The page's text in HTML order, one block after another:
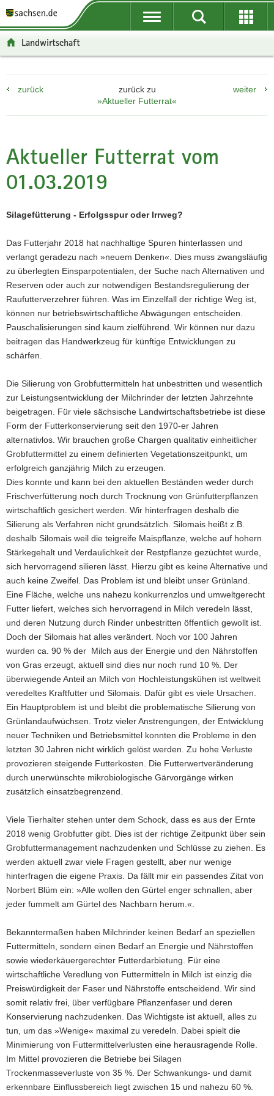
t
l
e
g
r
e
i
e
d
e
N
a
v
i
g
a
t
o
n
t
l
v
g
a
t
i
n
p
i
a
t
t
r
e
e
i
c
h
Landwirtschaft
zurück
zurück zu
»Aktueller Futterrat«
weiter
Aktueller Futterrat vom
01.03.2019
Silagefütterung - Erfolgsspur oder Irrweg?
Das Futterjahr 2018 hat nachhaltige Spuren hinterlassen und
verlangt geradezu nach »neuem Denken«. Dies muss zwangsläufig
zu überlegten Einsparpotentialen, der Suche nach Alternativen und
Reserven oder auch zur notwendigen Bestandsregulierung der
Raufutterverzehrer führen. Was im Einzelfall der richtige Weg ist,
können nur betriebswirtschaftliche Abwägungen entscheiden.
Pauschalisierungen sind kaum zielführend. Wir können nur dazu
beitragen das Handwerkzeug für künftige Entwicklungen zu
schärfen.
Die Silierung von Grobfuttermitteln hat unbestritten und wesentlich
zur Leistungsentwicklung der Milchrinder der letzten Jahrzehnte
beigetragen. Für viele sächsische Landwirtschaftsbetriebe ist diese
Form der Futterkonservierung seit den 1970-er Jahren
alternativlos. Wir brauchen große Chargen qualitativ einheitlicher
Grobfuttermittel zu einem definierten Vegetationszeitpunkt, um
erfolgreich ganzjährig Milch zu erzeugen.
Dies konnte und kann bei den aktuellen Beständen weder durch
Frischverfütterung noch durch Trocknung von Grünfutterpflanzen
wirtschaftlich gesichert werden. Wir hinterfragen deshalb die
Silierung als Verfahren nicht grundsätzlich. Silomais heißt z.B.
deshalb Silomais weil die teigreife Maispflanze, welche auf hohern
Stärkegehalt und Verdaulichkeit der Restpflanze gezüchtet wurde,
sich hervorragend silieren lässt. Hierzu gibt es keine Alternative und
auch keine Zweifel. Das Problem ist und bleibt unser Grünland.
Eine Fläche, welche uns nahezu konkurrenzlos und umweltgerecht
Futter liefert, welches sich hervorragend in Milch veredeln lässt,
und deren Nutzung durch Rinder unbestritten öffentlich gewollt ist.
Doch der Silomais hat alles verändert. Noch vor 100 Jahren
wurden ca. 90 % der Milch aus der Energie und den Nährstoffen
von Gras erzeugt, aktuell sind dies nur noch rund 10 %. Der
überwiegende Anteil an Milch von Hochleistungskühen ist weltweit
veredeltes Kraftfutter und Silomais. Dafür gibt es viele Ursachen.
Ein Hauptproblem ist und bleibt die problematische Silierung von
Grünlandaufwüchsen. Trotz vieler Anstrengungen, der Entwicklung
neuer Techniken und Betriebsmittel konnten die Probleme in den
letzten 30 Jahren nicht wirklich gelöst werden. Zu hohe Verluste
provozieren steigende Futterkosten. Die Futterwertveränderung
durch unerwünschte mikrobiologische Gärvorgänge wirken
zusätzlich einsatzbegrenzend.
Viele Tierhalter stehen unter dem Schock, dass es aus der Ernte
2018 wenig Grobfutter gibt. Dies ist der richtige Zeitpunkt über sein
Grobfuttermanagement nachzudenken und Schlüsse zu ziehen. Es
werden aktuell zwar viele Fragen gestellt, aber nur wenige
hinterfragen die eigene Praxis. Da fällt mir ein passendes Zitat von
Norbert Blüm ein: »Alle wollen den Gürtel enger schnallen, aber
jeder fummelt am Gürtel des Nachbarn herum.«.
Bekanntermaßen haben Milchrinder keinen Bedarf an speziellen
Futtermitteln, sondern einen Bedarf an Energie und Nährstoffen
sowie wiederkäuergerechter Futterdarbietung. Für eine
wirtschaftliche Veredlung von Futtermitteln in Milch ist einzig die
Preiswürdigkeit der Faser und Nährstoffe entscheidend. Wir sind
somit relativ frei, über verfügbare Pflanzenfaser und deren
Konservierung nachzudenken. Das Wichtigste ist aktuell, alles zu
tun, um das »Wenige« maximal zu veredeln. Dabei spielt die
Minimierung von Futtermittelverlusten eine herausragende Rolle.
Im Mittel provozieren die Betriebe bei Silagen
Trockenmasseverluste von 35 %. Der Schwankungs- und damit
erkennbare Einflussbereich liegt zwischen 15 und nahezu 60 %.